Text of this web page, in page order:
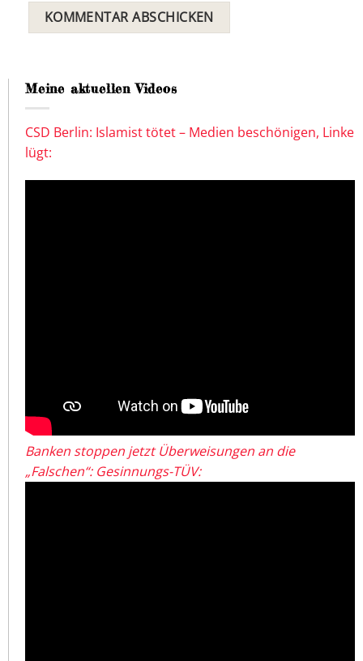
Meine aktuellen Videos
CSD Berlin: Islamist tötet – Medien beschönigen, Linke
lügt:
Banken stoppen jetzt Überweisungen an die
„Falschen“: Gesinnungs-TÜV: